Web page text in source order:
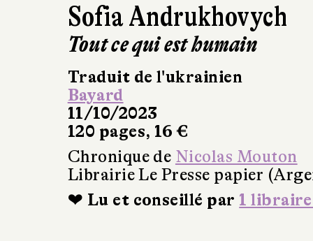
Sofia Andrukhovych
Tout ce qui est humain
Traduit de l'ukrainien
Bayard
11/10/2023
120 pages, 16 €
Chronique de Nicolas Mouton
Librairie Le Presse papier
❤ Lu et conseillé par 1